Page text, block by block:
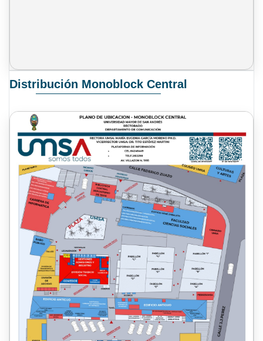
Distribución Monoblock Central